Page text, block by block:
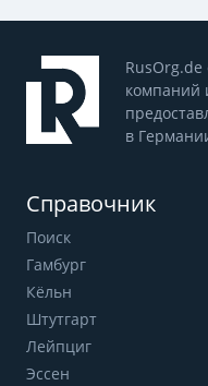
компаний
в
Справочник
Поиск
Гамбург
Кёльн
Штутгарт
Лейпциг
Эссен